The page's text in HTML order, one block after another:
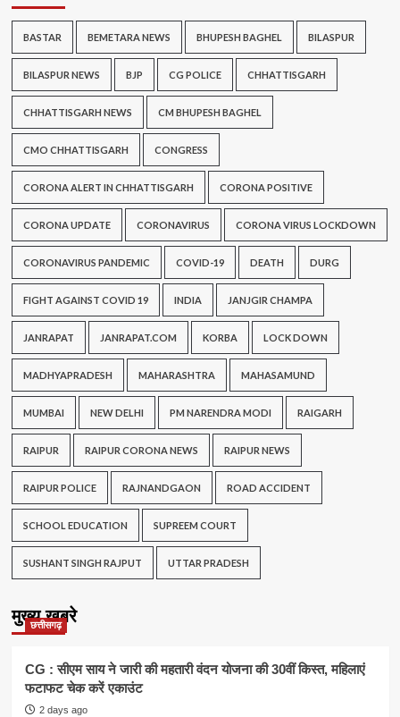
BASTAR BEMETARA NEWS BHUPESH BAGHEL BILASPUR
BILASPUR NEWS BJP CG POLICE CHHATTISGARH
CHHATTISGARH NEWS CM BHUPESH BAGHEL
CMO CHHATTISGARH CONGRESS
CORONA ALERT IN CHHATTISGARH CORONA POSITIVE
CORONA UPDATE CORONAVIRUS CORONA VIRUS LOCKDOWN
CORONAVIRUS PANDEMIC COVID-19 DEATH DURG
FIGHT AGAINST COVID 19 INDIA JANJGIR CHAMPA
JANRAPAT JANRAPAT.COM KORBA LOCK DOWN
MADHYAPRADESH MAHARASHTRA MAHASAMUND
MUMBAI NEW DELHI PM NARENDRA MODI RAIGARH
RAIPUR RAIPUR CORONA NEWS RAIPUR NEWS
RAIPUR POLICE RAJNANDGAON ROAD ACCIDENT
SCHOOL EDUCATION SUPREEM COURT
SUSHANT SINGH RAJPUT UTTAR PRADESH
मुख्य खबरे
छत्तीसगढ़
CG : सीएम साय ने जारी की महतारी वंदन योजना की 30वीं किस्त, महिलाएं
फटाफट चेक करें एकाउंट
2 days ago